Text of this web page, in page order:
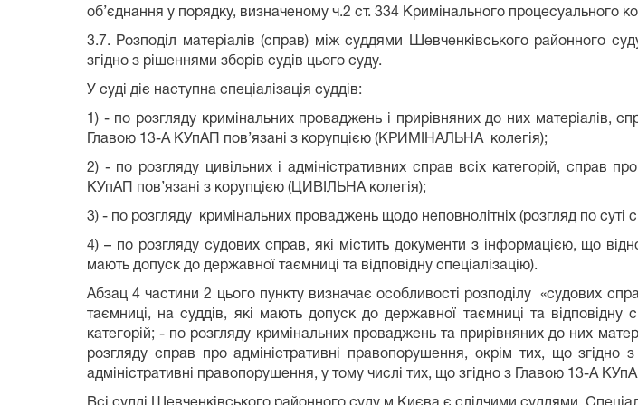
об’єднання у порядку, визначеному ч.2 ст. 334 Кримінального процесуального
3.7. Розподіл матеріалів (справ) між суддями Шевченківського районного
згідно з рішеннями зборів судів цього суду.
У суді діє наступна спеціалізація суддів:
1) - по розгляду кримінальних проваджень і прирівняних до них матеріалів,
Главою 13-А КУпАП пов’язані з корупцією (КРИМІНАЛЬНА колегія);
2) - по розгляду цивільних і адміністративних справ всіх категорій, справ
КУпАП пов’язані з корупцією (ЦИВІЛЬНА колегія);
3) - по розгляду кримінальних проваджень щодо неповнолітніх (розгляд по суті
4) – по розгляду судових справ, які містить документи з інформацією, що
мають допуск до державної таємниці та відповідну спеціалізацію).
Абзац 4 частини 2 цього пункту визначає особливості розподілу «судових
таємниці, на суддів, які мають допуск до державної таємниці та відповідну
категорій; - по розгляду кримінальних проваджень та прирівняних до них
розгляду справ про адміністративні правопорушення, окрім тих, що
адміністративні правопорушення, у тому числі тих, що згідно з Главою 13-А